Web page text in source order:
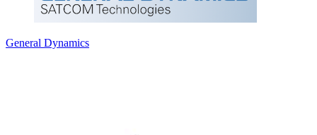
General Dynamics